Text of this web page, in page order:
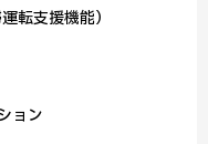
転支援機能）
ョン